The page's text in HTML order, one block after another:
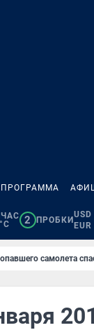
2 ПРОБКИ
самолета